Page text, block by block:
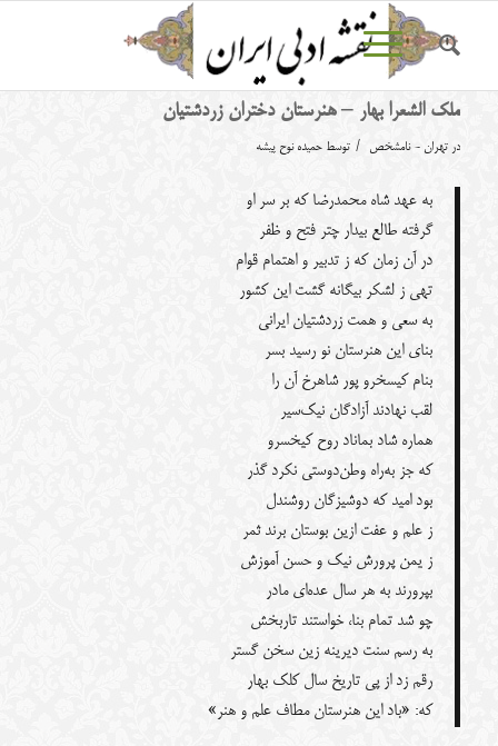
ملک الشعرا بهار – هنرستان دختران زردشتیان
در تهران - نامشخص / توسط حمیده نوح پیشه
به عهد شاه محمدرضا که بر سر او
گرفته طالع بیدار چتر فتح و ظفر
در آن زمان که ز تدبیر و اهتمام قوام
تهی ز لشکر بیگانه گشت این کشور
به سعی و همت زردشتیان ایرانی
بنای این هنرستان نو رسید بسر
بنام کیسخرو پور شاهرخ آن را
لقب نهادند آزادگان نیک‌سیر
هماره شاد بماناد روح کیخسرو
که جز به‌راه وطن‌دوستی نکرد گذر
بود امید که دوشیزگان روشندل
ز علم و عفت ازین بوستان برند ثمر
ز یمن پرورش نیک و حسن آموزش
بپرورند به هر سال عده‌ای مادر
چو شد تمام بنا، خواستند تاربخش
به رسم سنت دیرینه زین سخن گستر
رقم زد از پی تاریخ سال کلک بهار
که‌: «‌باد این هنرستان مطاف علم و هنر»